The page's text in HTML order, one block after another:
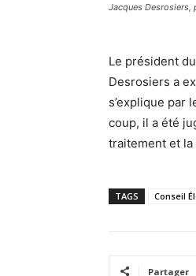
Jacques Desrosiers,
Le président
Desrosiers a
s’explique par
coup, il a été
traitement et
TAGS Conseil
Partager